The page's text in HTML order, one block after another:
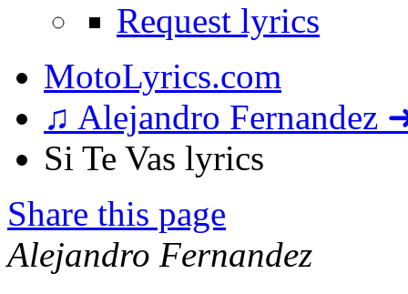
Request lyrics
MotoLyrics.com
♫ Alejandro Fernandez
Si Te Vas lyrics
Share this page
Alejandro Fernandez